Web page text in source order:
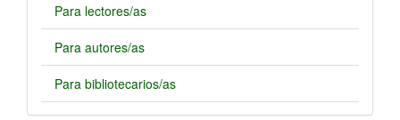
Para lectores/as
Para autores/as
Para bibliotecarios/as